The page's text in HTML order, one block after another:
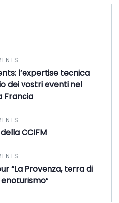
l’expertise tecnica
dei vostri eventi nel
Francia
CCIFM
“La Provenza, terra di